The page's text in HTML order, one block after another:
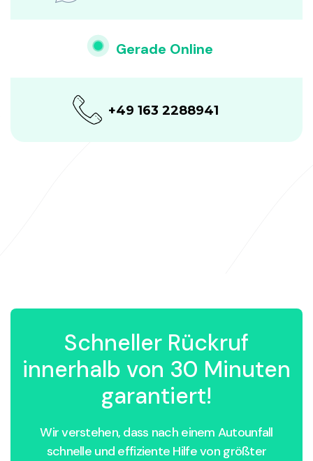
Gerade Online
+49 163 2288941
Schneller Rückruf
innerhalb von 30 Minuten
garantiert!
Wir verstehen, dass nach einem Autounfall
schnelle und effiziente Hilfe von größter